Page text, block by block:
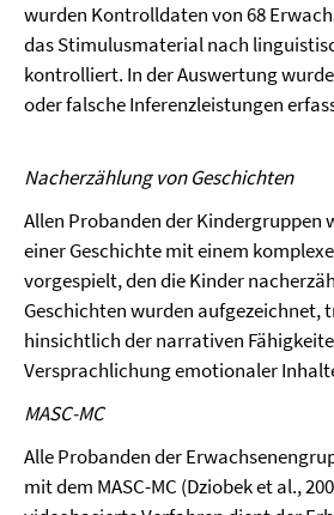
wurden Kontrolldaten von 68
das Stimulusmaterial nach
kontrolliert. In der Auswertung
oder falsche Inferenzleistungen
Nacherzählung von Geschichten
Allen Probanden der Kindergruppen
einer Geschichte mit einem
vorgespielt, den die Kinder
Geschichten wurden aufgezeichnet,
hinsichtlich der narrativen
Versprachlichung emotionaler
MASC-MC
Alle Probanden der
mit dem MASC-MC (Dziobek et al.,